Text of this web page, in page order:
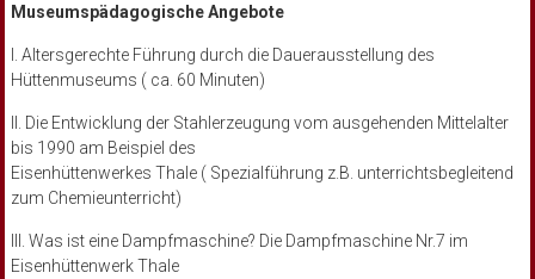
Museumspädagogische Angebote
I. Altersgerechte Führung durch die Dauerausstellung des
Hüttenmuseums ( ca. 60 Minuten)
II. Die Entwicklung der Stahlerzeugung vom ausgehenden Mittelalter
bis 1990 am Beispiel des
Eisenhüttenwerkes Thale ( Spezialführung z.B. unterrichtsbegleitend
zum Chemieunterricht)
III. Was ist eine Dampfmaschine? Die Dampfmaschine Nr.7 im
Eisenhüttenwerk Thale